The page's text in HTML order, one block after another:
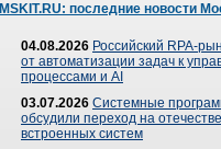
MSKIT.RU: последние новости
04.08.2026 Российский RPA-
от автоматизации задач к
процессами и AI
03.07.2026 Системные
обсудили переход на
встроенных систем